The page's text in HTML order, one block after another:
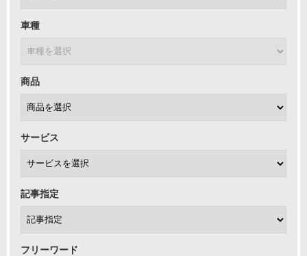
車種
商品
サービス
記事指定
フリーワード